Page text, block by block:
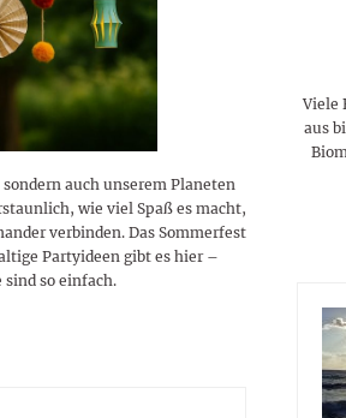
Start, Teilnehmer,
lustigen Sprüche helfen
BMI-Rechner für
hilfreichen Tipps
Profi
Ausblick für Frauen und
Traumurlaub im
Land
auch unserem Planeten
wie viel Spaß es macht,
verbinden. Das Sommerfest
Partyideen gibt es hier –
so einfach.
Viele
aus